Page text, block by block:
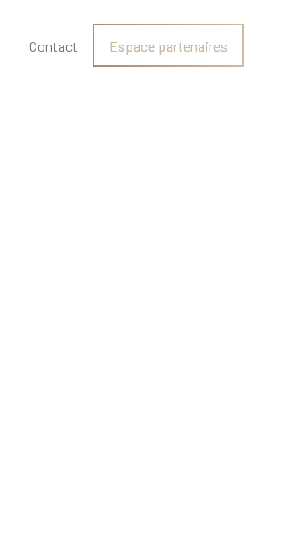
Contact Espace partenaires